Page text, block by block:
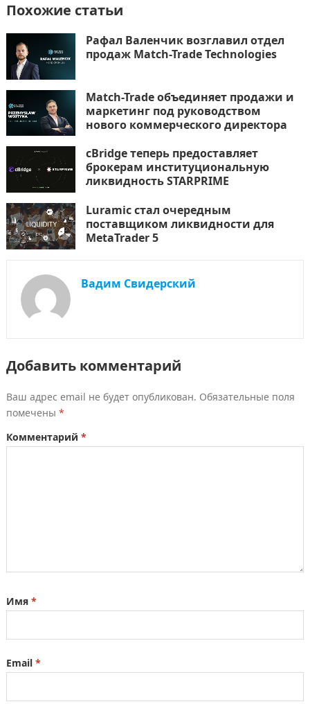
Похожие статьи
Рафал Валенчик возглавил отдел
продаж Match-Trade Technologies
Match-Trade объединяет продажи и
маркетинг под руководством
нового коммерческого директора
cBridge теперь предоставляет
брокерам институциональную
ликвидность STARPRIME
Luramic стал очередным
поставщиком ликвидности для
MetaTrader 5
Вадим Свидерский
Добавить комментарий
Ваш адрес email не будет опубликован. Обязательные поля
помечены *
Комментарий *
Имя *
Email *